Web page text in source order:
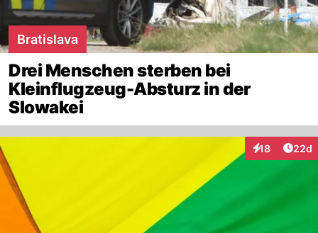
Bratislava
Drei Menschen sterben bei
Kleinflugzeug-Absturz in der
Slowakei
18
Interaktionen
22d